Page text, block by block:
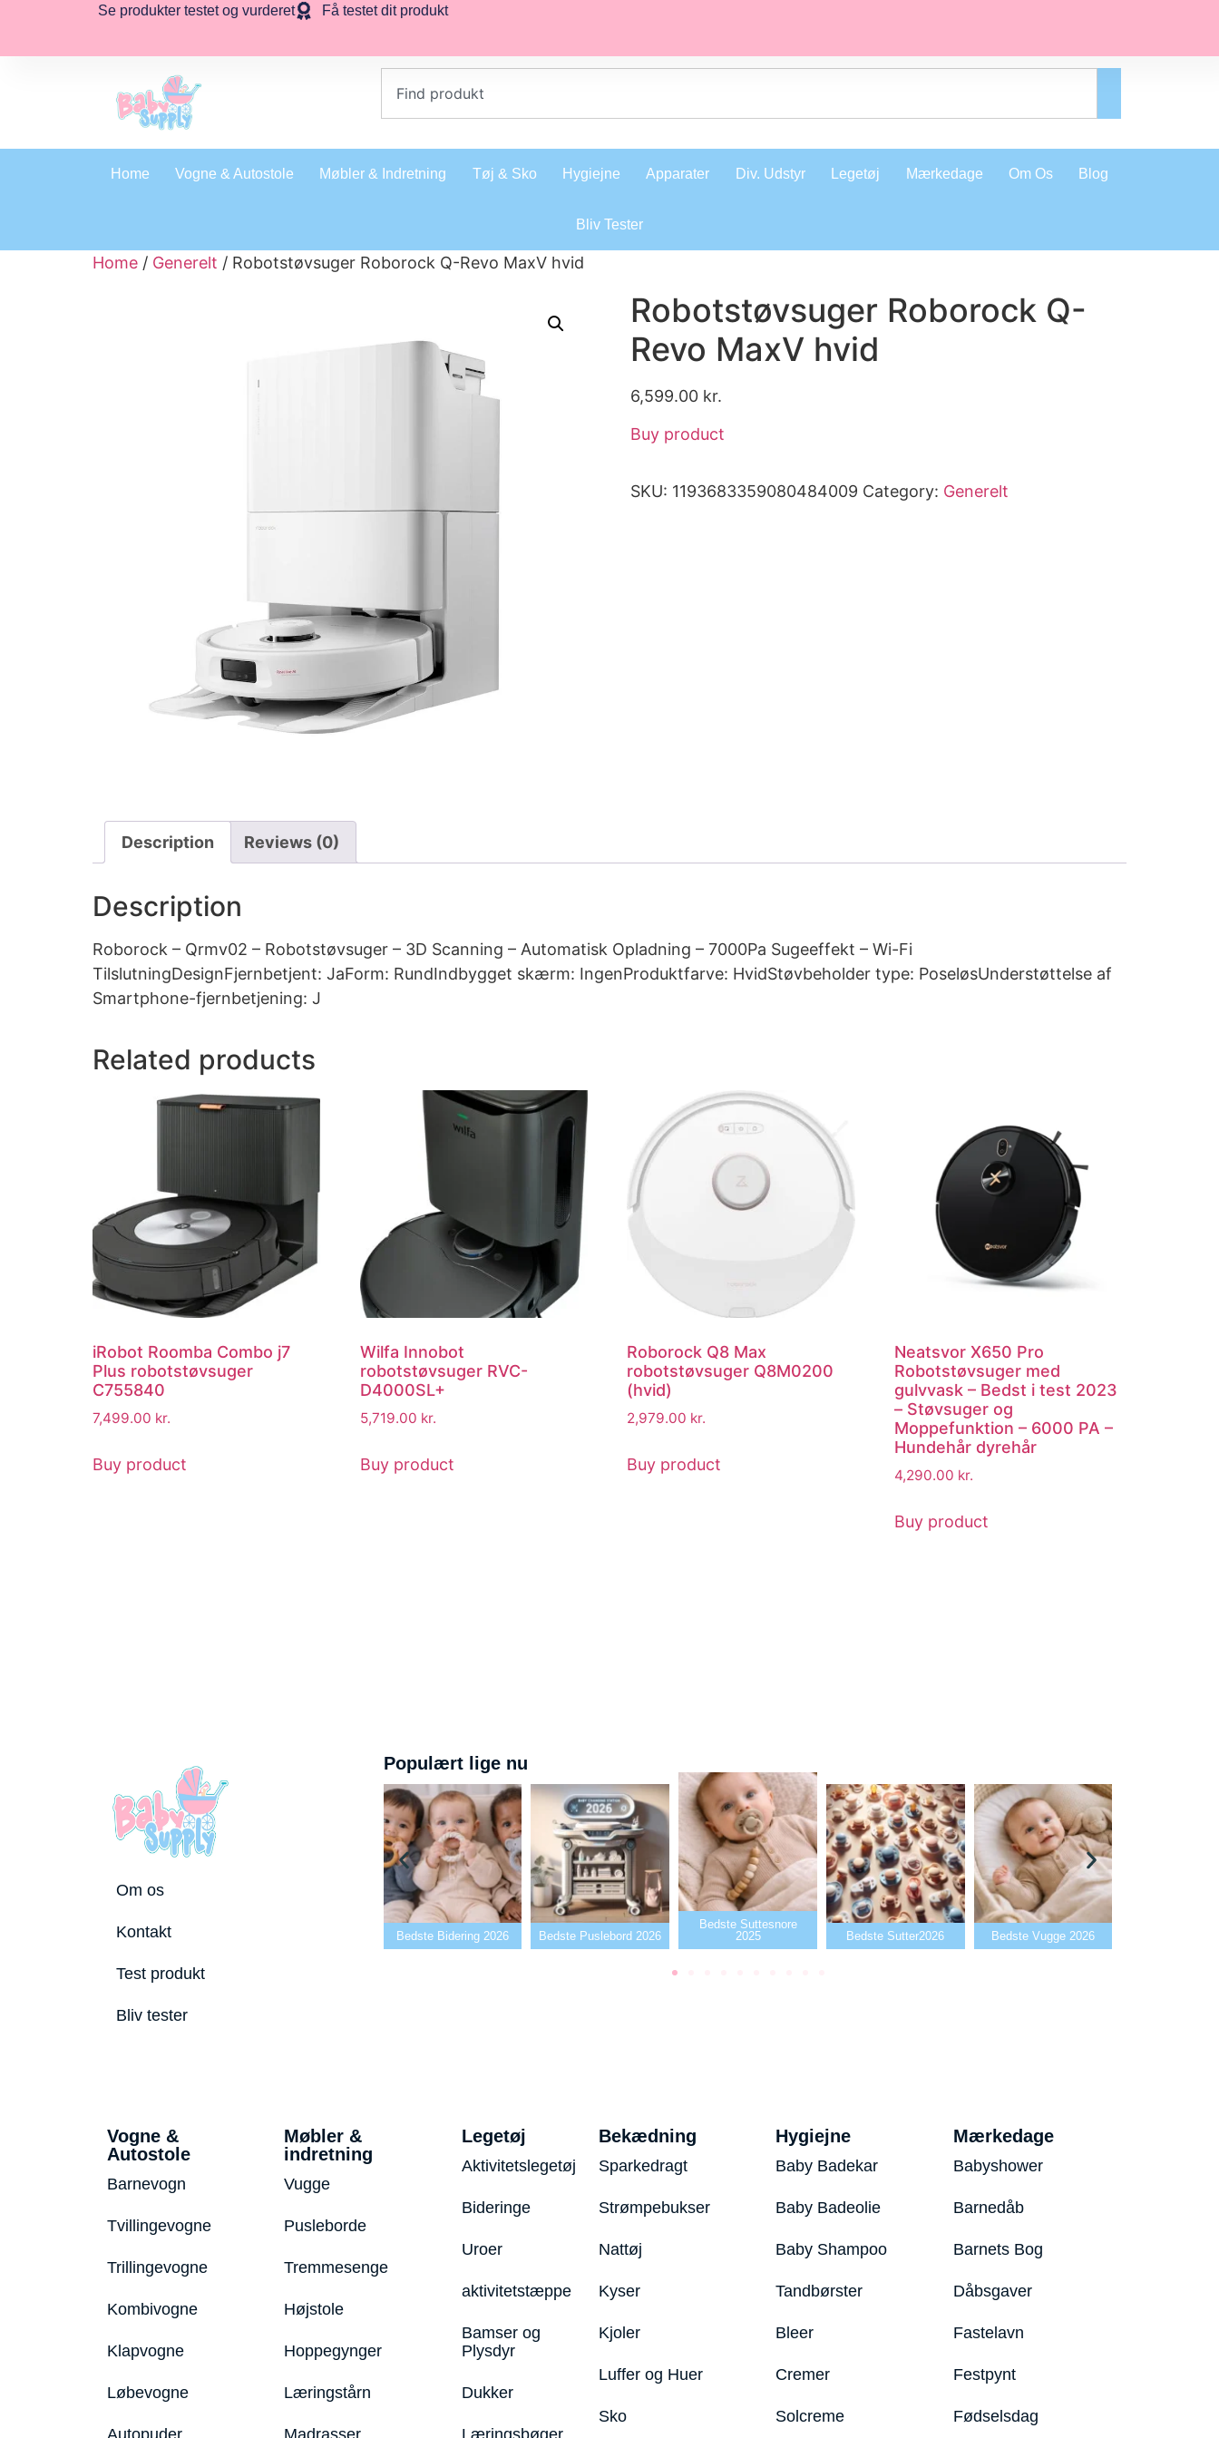
Se produkter testet og vurderet Få testet dit produkt
Home Vogne & Autostole Møbler & Indretning Tøj & Sko Hygiejne Apparater Div. Udstyr Legetøj Mærkedage Om Os Blog
Bliv Tester
Home / Generelt / Robotstøvsuger Roborock Q-Revo MaxV hvid
Robotstøvsuger Roborock Q-
Revo MaxV hvid
6,599.00 kr.
Buy product
SKU: 1193683359080484009 Category: Generelt
Description Reviews (0)
Description
Roborock – Qrmv02 – Robotstøvsuger – 3D Scanning – Automatisk Opladning – 7000Pa Sugeeffekt – Wi-Fi
TilslutningDesignFjernbetjent: JaForm: RundIndbygget skærm: IngenProduktfarve: HvidStøvbeholder type: PoseløsUnderstøttelse af
Smartphone-fjernbetjening: J
Related products
iRobot Roomba Combo j7
Plus robotstøvsuger
C755840
7,499.00 kr.
Buy product
Wilfa Innobot
robotstøvsuger RVC-
D4000SL+
5,719.00 kr.
Buy product
Roborock Q8 Max
robotstøvsuger Q8M0200
(hvid)
2,979.00 kr.
Buy product
Neatsvor X650 Pro
Robotstøvsuger med
gulvvask – Bedst i test 2023
– Støvsuger og
Moppefunktion – 6000 PA –
Hundehår dyrehår
4,290.00 kr.
Buy product
Om os
Kontakt
Test produkt
Bliv tester
Populært lige nu
Bedste tremmeseng
2026
Bedste Bidering 2026 Bedste Puslebord 2026
Bedste Suttesnore
Bedste Sutter2026 Bedste Vugge 2026
Bedste Babyalarm
Vogne &
Autostole
Barnevogn
Tvillingevogne
Trillingevogne
Kombivogne
Klapvogne
Løbevogne
Møbler &
indretning
Vugge
Pusleborde
Tremmesenge
Højstole
Hoppegynger
Læringstårn
Legetøj
Aktivitetslegetøj
Bideringe
Uroer
aktivitetstæppe
Bamser og
Plysdyr
Dukker
Bekædning
Sparkedragt
Strømpebukser
Nattøj
Kyser
Kjoler
Luffer og Huer
Sko
Hygiejne
Baby Badekar
Baby Badeolie
Baby Shampoo
Tandbørster
Bleer
Cremer
Solcreme
Mærkedage
Babyshower
Barnedåb
Barnets Bog
Dåbsgaver
Fastelavn
Festpynt
Fødselsdag